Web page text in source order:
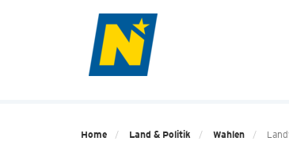
Home Land & Politik Wahlen